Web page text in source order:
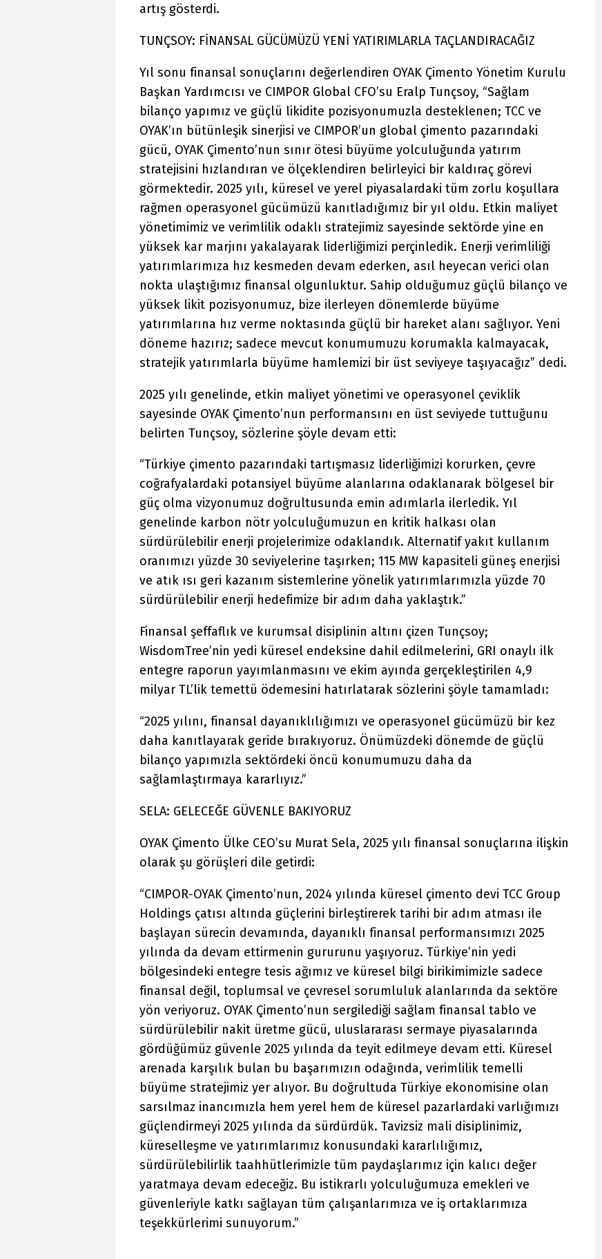
artış gösterdi.
TUNÇSOY: FİNANSAL GÜCÜMÜZÜ YENİ YATIRIMLARLA TAÇLANDIRACAĞIZ
Yıl sonu finansal sonuçlarını değerlendiren OYAK Çimento Yönetim Kurulu
Başkan Yardımcısı ve CIMPOR Global CFO’su Eralp Tunçsoy, “Sağlam
bilanço yapımız ve güçlü likidite pozisyonumuzla desteklenen; TCC ve
OYAK’ın bütünleşik sinerjisi ve CIMPOR’un global çimento pazarındaki
gücü, OYAK Çimento’nun sınır ötesi büyüme yolculuğunda yatırım
stratejisini hızlandıran ve ölçeklendiren belirleyici bir kaldıraç görevi
görmektedir. 2025 yılı, küresel ve yerel piyasalardaki tüm zorlu koşullara
rağmen operasyonel gücümüzü kanıtladığımız bir yıl oldu. Etkin maliyet
yönetimimiz ve verimlilik odaklı stratejimiz sayesinde sektörde yine en
yüksek kar marjını yakalayarak liderliğimizi perçinledik. Enerji verimliliği
yatırımlarımıza hız kesmeden devam ederken, asıl heyecan verici olan
nokta ulaştığımız finansal olgunluktur. Sahip olduğumuz güçlü bilanço ve
yüksek likit pozisyonumuz, bize ilerleyen dönemlerde büyüme
yatırımlarına hız verme noktasında güçlü bir hareket alanı sağlıyor. Yeni
döneme hazırız; sadece mevcut konumumuzu korumakla kalmayacak,
stratejik yatırımlarla büyüme hamlemizi bir üst seviyeye taşıyacağız” dedi.
2025 yılı genelinde, etkin maliyet yönetimi ve operasyonel çeviklik
sayesinde OYAK Çimento’nun performansını en üst seviyede tuttuğunu
belirten Tunçsoy, sözlerine şöyle devam etti:
“Türkiye çimento pazarındaki tartışmasız liderliğimizi korurken, çevre
coğrafyalardaki potansiyel büyüme alanlarına odaklanarak bölgesel bir
güç olma vizyonumuz doğrultusunda emin adımlarla ilerledik. Yıl
genelinde karbon nötr yolculuğumuzun en kritik halkası olan
sürdürülebilir enerji projelerimize odaklandık. Alternatif yakıt kullanım
oranımızı yüzde 30 seviyelerine taşırken; 115 MW kapasiteli güneş enerjisi
ve atık ısı geri kazanım sistemlerine yönelik yatırımlarımızla yüzde 70
sürdürülebilir enerji hedefimize bir adım daha yaklaştık.”
Finansal şeffaflık ve kurumsal disiplinin altını çizen Tunçsoy;
WisdomTree’nin yedi küresel endeksine dahil edilmelerini, GRI onaylı ilk
entegre raporun yayımlanmasını ve ekim ayında gerçekleştirilen 4,9
milyar TL’lik temettü ödemesini hatırlatarak sözlerini şöyle tamamladı:
“2025 yılını, finansal dayanıklılığımızı ve operasyonel gücümüzü bir kez
daha kanıtlayarak geride bırakıyoruz. Önümüzdeki dönemde de güçlü
bilanço yapımızla sektördeki öncü konumumuzu daha da
sağlamlaştırmaya kararlıyız.”
SELA: GELECEĞE GÜVENLE BAKIYORUZ
OYAK Çimento Ülke CEO’su Murat Sela, 2025 yılı finansal sonuçlarına ilişkin
olarak şu görüşleri dile getirdi:
“CIMPOR-OYAK Çimento’nun, 2024 yılında küresel çimento devi TCC Group
Holdings çatısı altında güçlerini birleştirerek tarihi bir adım atması ile
başlayan sürecin devamında, dayanıklı finansal performansımızı 2025
yılında da devam ettirmenin gururunu yaşıyoruz. Türkiye’nin yedi
bölgesindeki entegre tesis ağımız ve küresel bilgi birikimimizle sadece
finansal değil, toplumsal ve çevresel sorumluluk alanlarında da sektöre
yön veriyoruz. OYAK Çimento’nun sergilediği sağlam finansal tablo ve
sürdürülebilir nakit üretme gücü, uluslararası sermaye piyasalarında
gördüğümüz güvenle 2025 yılında da teyit edilmeye devam etti. Küresel
arenada karşılık bulan bu başarımızın odağında, verimlilik temelli
büyüme stratejimiz yer alıyor. Bu doğrultuda Türkiye ekonomisine olan
sarsılmaz inancımızla hem yerel hem de küresel pazarlardaki varlığımızı
güçlendirmeyi 2025 yılında da sürdürdük. Tavizsiz mali disiplinimiz,
küreselleşme ve yatırımlarımız konusundaki kararlılığımız,
sürdürülebilirlik taahhütlerimizle tüm paydaşlarımız için kalıcı değer
yaratmaya devam edeceğiz. Bu istikrarlı yolculuğumuza emekleri ve
güvenleriyle katkı sağlayan tüm çalışanlarımıza ve iş ortaklarımıza
teşekkürlerimi sunuyorum.”